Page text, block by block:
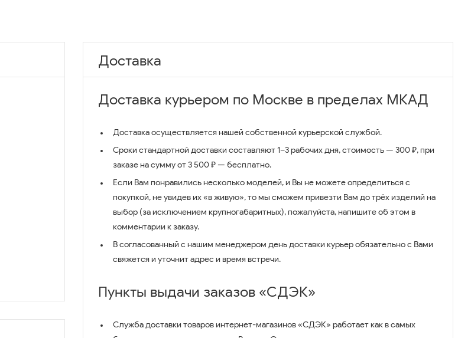
Доставка
Доставка курьером по Москве в пределах МКАД
Доставка осуществляется нашей собственной курьерской службой.
Сроки стандартной доставки составляют 1–3 рабочих дня, стоимость — 300 ₽, при
заказе на сумму от 3 500 ₽ — бесплатно.
Если Вам понравились несколько моделей, и Вы не можете определиться с
покупкой, не увидев их «в живую», то мы сможем привезти Вам до трёх изделий на
выбор (за исключением крупногабаритных), пожалуйста, напишите об этом в
комментарии к заказу.
В согласованный с нашим менеджером день доставки курьер обязательно с Вами
свяжется и уточнит адрес и время встречи.
Пункты выдачи заказов «СДЭК»
Служба доставки товаров интернет-магазинов «СДЭК» работает как в самых